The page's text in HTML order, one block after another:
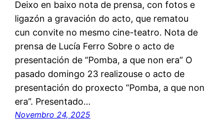
Deixo en baixo nota de prensa, con fotos e
ligazón a gravación do acto, que rematou
cun convite no mesmo cine-teatro. Nota de
prensa de Lucía Ferro Sobre o acto de
presentación de “Pomba, a que non era” O
pasado domingo 23 realizouse o acto de
presentación do proxecto “Pomba, a que non
era”. Presentado…
Novembro 24, 2025